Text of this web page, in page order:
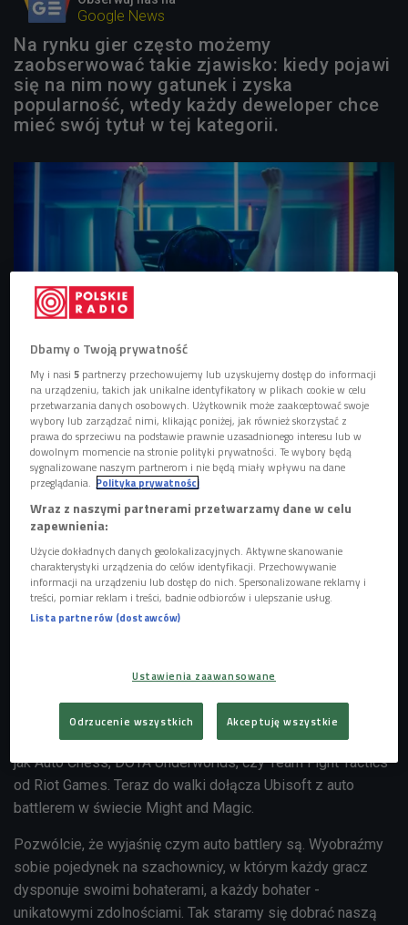
Google News
Na rynku gier często możemy
zaobserwować takie zjawisko: kiedy pojawi
się na nim nowy gatunek i zyska
popularność, wtedy każdy deweloper chce
mieć swój tytuł w tej kategorii.
(zdj. ilustracyjne) Foto: Gorodenkoff/Shutterstock.com
Auto battlery pojawiły się nagle i szybko zostały
rozsławione przez graczy. Mamy do dyspozycji takie tytuły
jak Auto Chess, DOTA Underworlds, czy Team Fight Tactics
od Riot Games. Teraz do walki dołącza Ubisoft z auto
battlerem w świecie Might and Magic.
Pozwólcie, że wyjaśnię czym auto battlery są. Wyobraźmy
sobie pojedynek na szachownicy, w którym każdy gracz
dysponuje swoimi bohaterami, a każdy bohater -
unikatowymi zdolnościami. Tak staramy się dobrać naszą
Dbamy o Twoją prywatność
My i nasi5 partnerzy przechowujemy lub uzyskujemy dostęp do informacji
na urządzeniu, takich jak unikalne identyfikatory w plikach cookie w celu
przetwarzania danych osobowych. Użytkownik może zaakceptować swoje
wybory lub zarządzać nimi, klikając poniżej, jak również skorzystać z
prawa do sprzeciwu na podstawie prawnie uzasadnionego interesu lub w
dowolnym momencie na stronie polityki prywatności. Te wybory będą
sygnalizowane naszym partnerom i nie będą miały wpływu na dane
przeglądania. Polityka prywatności
Wraz z naszymi partnerami przetwarzamy dane w celu
zapewnienia:
Użycie dokładnych danych geolokalizacyjnych. Aktywne skanowanie
charakterystyki urządzenia do celów identyfikacji. Przechowywanie
informacji na urządzeniu lub dostęp do nich. Spersonalizowane reklamy i
treści, pomiar reklam i treści, badnie odbiorców i ulepszanie usług.
Lista partnerów (dostawców)
Ustawienia zaawansowane
Odrzucenie wszystkich Akceptuję wszystkie